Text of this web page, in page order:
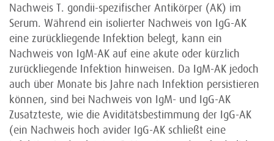
Nachweis T. gondii-spezifischer Antikörper (AK) im
Serum. Während ein isolierter Nachweis von IgG-AK
eine zurückliegende Infektion belegt, kann ein
Nachweis von IgM-AK auf eine akute oder kürzlich
zurückliegende Infektion hinweisen. Da IgM-AK jedoch
auch über Monate bis Jahre nach Infektion persistieren
können, sind bei Nachweis von IgM- und IgG-AK
Zusatzteste, wie die Aviditätsbestimmung der IgG-AK
(ein Nachweis hoch avider IgG-AK schließt eine